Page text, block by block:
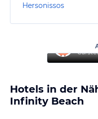
Hersonissos
Hotels in der
Infinity Beach